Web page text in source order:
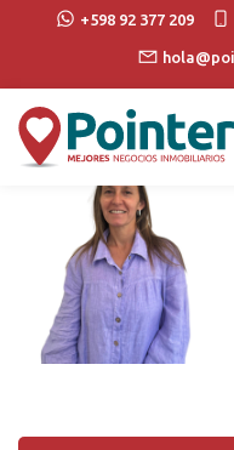
+598 92 377 209